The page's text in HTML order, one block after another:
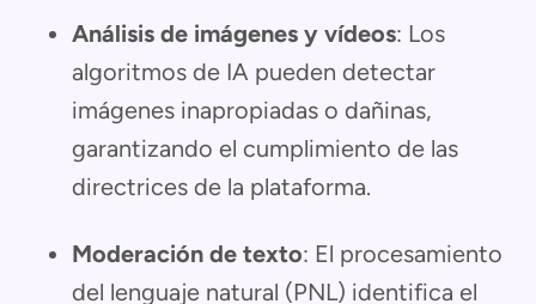
Análisis de imágenes y vídeos: Los
algoritmos de IA pueden detectar
imágenes inapropiadas o dañinas,
garantizando el cumplimiento de las
directrices de la plataforma.
Moderación de texto: El procesamiento
del lenguaje natural (PNL) identifica el